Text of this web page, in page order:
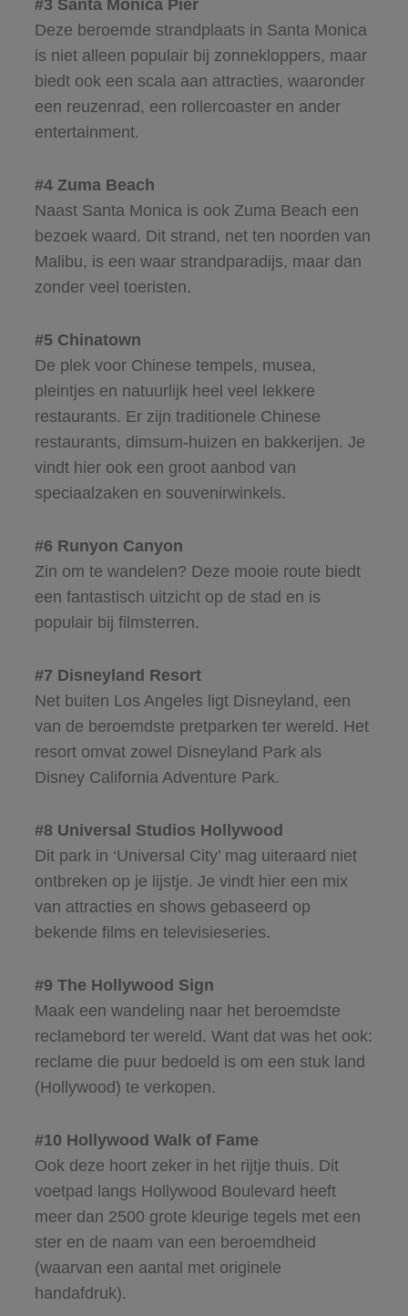
#3 Santa Monica Pier
Deze beroemde strandplaats in Santa Monica
is niet alleen populair bij zonnekloppers, maar
biedt ook een scala aan attracties, waaronder
een reuzenrad, een rollercoaster en ander
entertainment.
#4 Zuma Beach
Naast Santa Monica is ook Zuma Beach een
bezoek waard. Dit strand, net ten noorden van
Malibu, is een waar strandparadijs, maar dan
zonder veel toeristen.
#5 Chinatown
De plek voor Chinese tempels, musea,
pleintjes en natuurlijk heel veel lekkere
restaurants. Er zijn traditionele Chinese
restaurants, dimsum-huizen en bakkerijen. Je
vindt hier ook een groot aanbod van
speciaalzaken en souvenirwinkels.
#6 Runyon Canyon
Zin om te wandelen? Deze mooie route biedt
een fantastisch uitzicht op de stad en is
populair bij filmsterren.
#7 Disneyland Resort
Net buiten Los Angeles ligt Disneyland, een
van de beroemdste pretparken ter wereld. Het
resort omvat zowel Disneyland Park als
Disney California Adventure Park.
#8 Universal Studios Hollywood
Dit park in ‘Universal City’ mag uiteraard niet
ontbreken op je lijstje. Je vindt hier een mix
van attracties en shows gebaseerd op
bekende films en televisieseries.
#9 The Hollywood Sign
Maak een wandeling naar het beroemdste
reclamebord ter wereld. Want dat was het ook:
reclame die puur bedoeld is om een stuk land
(Hollywood) te verkopen.
#10 Hollywood Walk of Fame
Ook deze hoort zeker in het rijtje thuis. Dit
voetpad langs Hollywood Boulevard heeft
meer dan 2500 grote kleurige tegels met een
ster en de naam van een beroemdheid
(waarvan een aantal met originele
handafdruk).